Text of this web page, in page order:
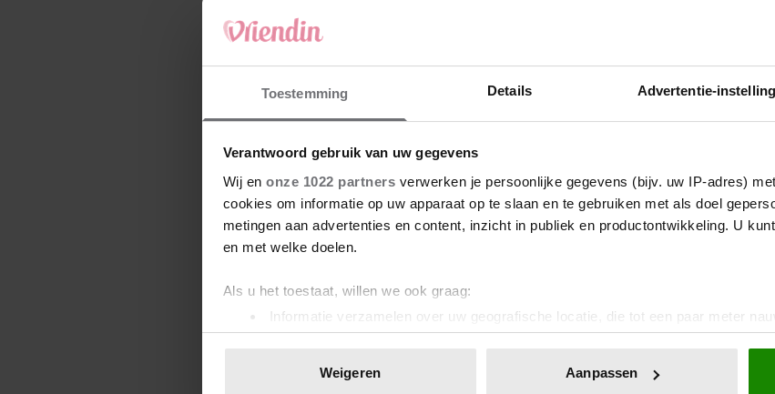
Toestemming Details Advertentie-
Verantwoord gebruik van uw gegevens
Wij en onze 1022 partners verwerken je persoonlijke gegevens (bijv. uw IP-adres)
cookies om informatie op uw apparaat op te slaan en te gebruiken met als doel
metingen aan advertenties en content, inzicht in publiek en productontwikkeling. U
en met welke doelen.
Als u het toestaat, willen we ook graag:
Informatie verzamelen over uw geografische locatie, die tot een paar meter
Uw apparaat identificeren door het actief te scannen op specifieke
toestemming op elk moment wijzigen of intrekken in de Cookieverklaring.
Weigeren Aanpassen